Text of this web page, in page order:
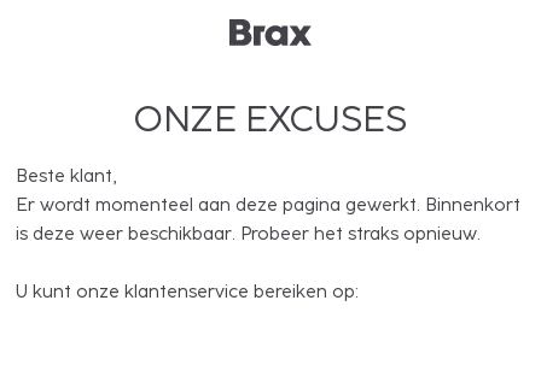
ONZE EXCUSES
Beste klant,
Er wordt momenteel aan deze pagina gewerkt. Binnenkort
is deze weer beschikbaar. Probeer het straks opnieuw.
U kunt onze klantenservice bereiken op: